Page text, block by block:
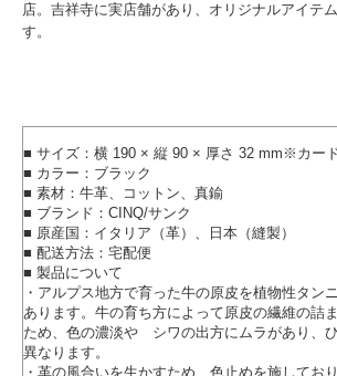
店。吉祥寺に実店舗があり、オリジナルアイテ
す。
■ サイズ：横 190 × 縦 90 × 厚さ 32 mm※カー
■ カラー：ブラック
■ 素材：牛革、コットン、真鍮
■ ブランド：CINQ/サンク
■ 原産国：イタリア（革）、日本（縫製）
■ 配送方法：宅配便
■ 製品について
・アルプス地方で育った牛の原皮を植物性タン
あります。牛の育ち方によって原皮の繊維の詰
ため、色の濃淡や シワの出方にムラがあり、
異なります。
・革の風合いを生かすため、色止めを施して